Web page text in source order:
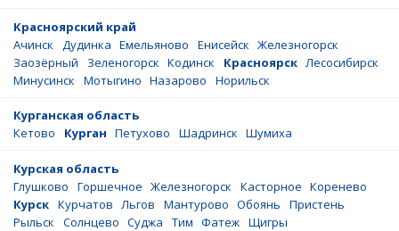
Красноярский край
Ачинск
Дудинка Емельяново Енисейск Железногорск
Заозёрный
Зеленогорск Кодинск Красноярск Лесосибирск
Минусинск
Мотыгино Назарово Норильск
Курганская область
Кетово
Курган Петухово Шадринск Шумиха
Курская область
Глушково
Горшечное Железногорск Касторное Коренево
Курск Курчатов Льгов Мантурово Обоянь
Пристень
Рыльск
Солнцево Суджа Тим Фатеж Щигры